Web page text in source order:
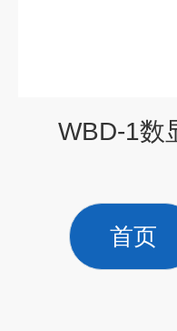
WBD-1数
首页